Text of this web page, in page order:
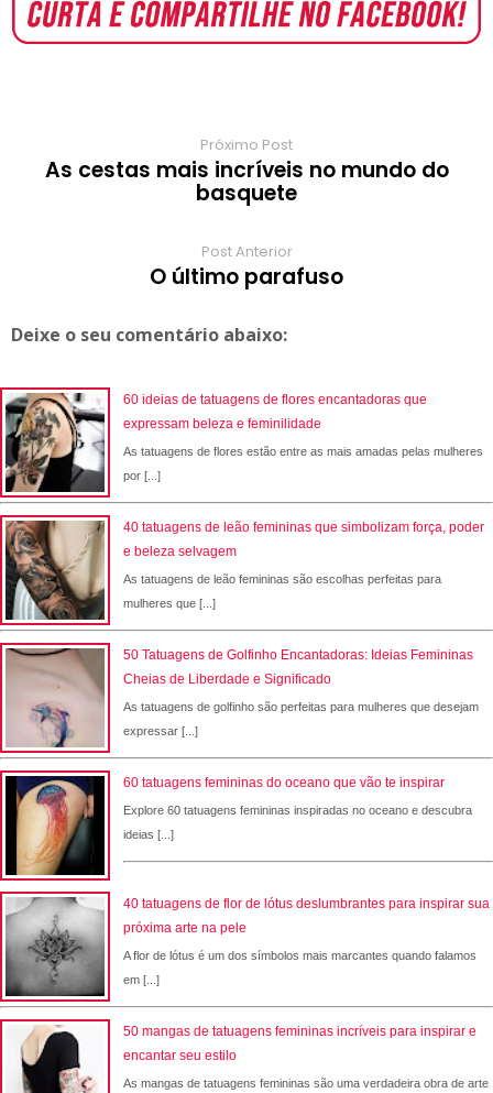
o
o
k
A
p
p
e
r
r r
e
s
o
a
r
r
a
m
Próximo Post
As cestas mais incríveis no mundo do
basquete
Post Anterior
O último parafuso
Deixe o seu comentário abaixo:
60 ideias de tatuagens de flores encantadoras que
expressam beleza e feminilidade
As tatuagens de flores estão entre as mais amadas pelas mulheres
por [...]
40 tatuagens de leão femininas que simbolizam força, poder
e beleza selvagem
As tatuagens de leão femininas são escolhas perfeitas para
mulheres que [...]
50 Tatuagens de Golfinho Encantadoras: Ideias Femininas
Cheias de Liberdade e Significado
As tatuagens de golfinho são perfeitas para mulheres que desejam
expressar [...]
60 tatuagens femininas do oceano que vão te inspirar
Explore 60 tatuagens femininas inspiradas no oceano e descubra
ideias [...]
40 tatuagens de flor de lótus deslumbrantes para inspirar sua
próxima arte na pele
A flor de lótus é um dos símbolos mais marcantes quando falamos
em [...]
50 mangas de tatuagens femininas incríveis para inspirar e
encantar seu estilo
As mangas de tatuagens femininas são uma verdadeira obra de arte